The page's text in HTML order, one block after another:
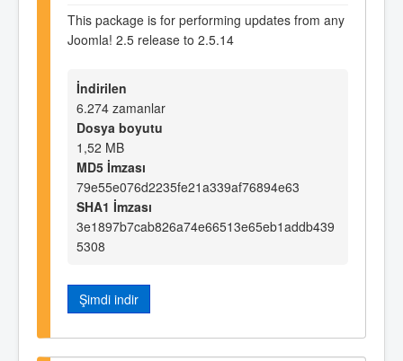
This package is for performing updates from any
Joomla! 2.5 release to 2.5.14
İndirilen
6.274 zamanlar
Dosya boyutu
1,52 MB
MD5 İmzası
79e55e076d2235fe21a339af76894e63
SHA1 İmzası
3e1897b7cab826a74e66513e65eb1addb439
5308
Şimdi indir